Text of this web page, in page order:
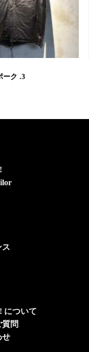
ーク .3
ス
について
問
せ